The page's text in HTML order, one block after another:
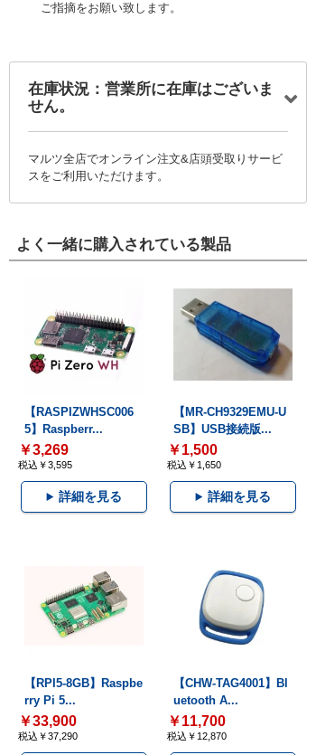
ご指摘をお願い致します。
在庫状況：営業所に在庫はございま
せん。
マルツ全店でオンライン注文&店頭受取りサービ
スをご利用いただけます。
よく一緒に購入されている製品
【RASPIZWHSC006
5】Raspberr...
￥3,269
税込￥3,595
詳細を見る
【MR-CH9329EMU-U
SB】USB接続版...
￥1,500
税込￥1,650
詳細を見る
【RPI5-8GB】Raspbe
rry Pi 5...
￥33,900
税込￥37,290
【CHW-TAG4001】Bl
uetooth A...
￥11,700
税込￥12,870